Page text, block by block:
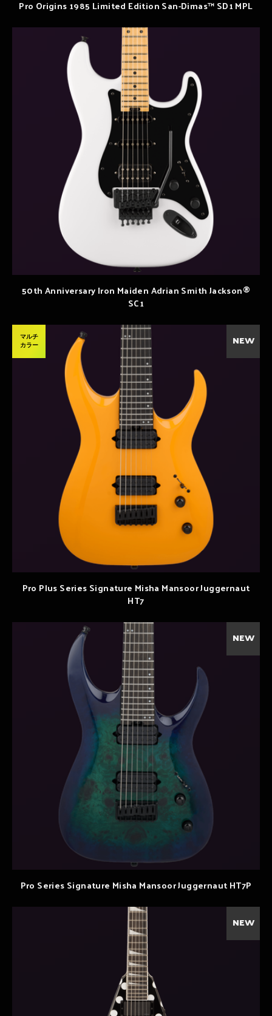
Pro Origins 1985 Limited Edition San-Dimas™ SD1 MPL
50th Anniversary Iron Maiden Adrian Smith Jackson®
SC1
マルチ
カラー NEW
Pro Plus Series Signature Misha Mansoor Juggernaut
HT7
NEW
Pro Series Signature Misha Mansoor Juggernaut HT7P
NEW